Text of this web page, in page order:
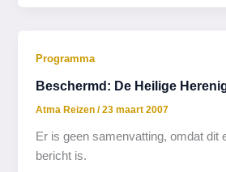
Programma
Beschermd: De Heilige
Atma Reizen/23 maart 2007
Er is geen samenvatting, omdat dit
bericht is.